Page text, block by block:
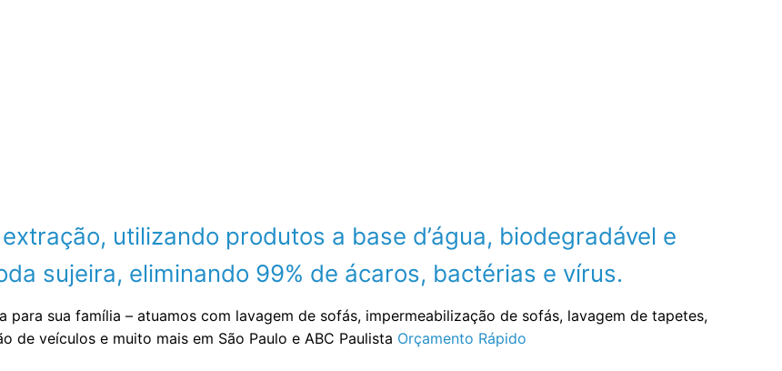
utilizando produtos a base d’água, biodegradável e
sujeira, eliminando 99% de ácaros, bactérias e vírus.
sua família – atuamos com lavagem de sofás, impermeabilização de sofás, lavagem de tapetes,
de veículos e muito mais em São Paulo e ABC Paulista Orçamento Rápido